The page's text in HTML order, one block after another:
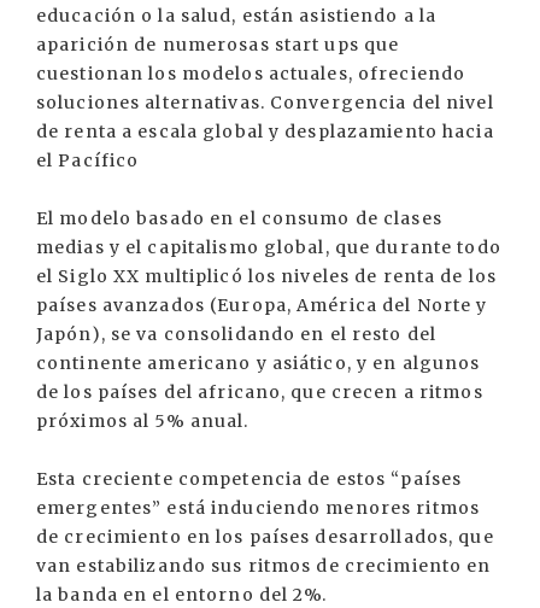
educación o la salud, están asistiendo a la
aparición de numerosas start ups que
cuestionan los modelos actuales, ofreciendo
soluciones alternativas. Convergencia del nivel
de renta a escala global y desplazamiento hacia
el Pacífico
El modelo basado en el consumo de clases
medias y el capitalismo global, que durante todo
el Siglo XX multiplicó los niveles de renta de los
países avanzados (Europa, América del Norte y
Japón), se va consolidando en el resto del
continente americano y asiático, y en algunos
de los países del africano, que crecen a ritmos
próximos al 5% anual.
Esta creciente competencia de estos “países
emergentes” está induciendo menores ritmos
de crecimiento en los países desarrollados, que
van estabilizando sus ritmos de crecimiento en
la banda en el entorno del 2%.